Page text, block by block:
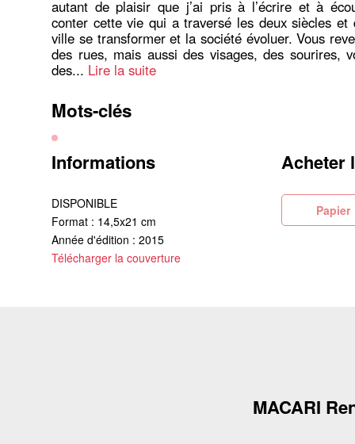
autant de plaisir que j’ai pris à l’écrire et à
conter cette vie qui a traversé les deux siècles et
ville se transformer et la société évoluer. Vous
des rues, mais aussi des visages, des sourires,
des... Lire la suite
Mots-clés
Informations
DISPONIBLE
Format : 14,5x21 cm
Année d'édition : 2015
Télécharger la couverture
Acheter
MACARI